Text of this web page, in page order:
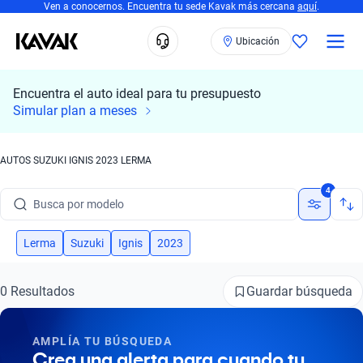
Ven a conocernos. Encuentra tu sede Kavak más cercana aquí.
Ubicación
Encuentra el auto ideal para tu presupuesto
Simular plan a meses
AUTOS SUZUKI IGNIS 2023 LERMA
Busca por modelo
Busca por versión
Busca por marca
Busca por modelo
4
Lerma Suzuki Ignis 2023
0 Resultados Guardar búsqueda
AMPLÍA TU BÚSQUEDA